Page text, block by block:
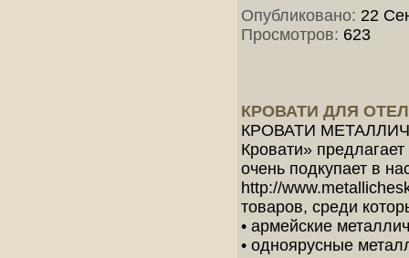
Опубликовано: 22
Просмотров: 623
КРОВАТИ ДЛЯ
КРОВАТИ
Кровати»
очень подкупает в
http://
товаров, среди
• армейские
• одноярусные